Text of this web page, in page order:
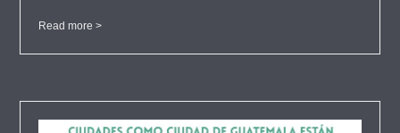
Read more >